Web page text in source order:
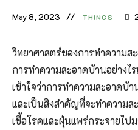
May 8, 2023 THINGS
วิทยาศาสตร์ของการทำความส
การทำความสะอาดบ้านอย่างไ
เข้าใจว่าการทำความสะอาดบ้
และเป็นสิงสำคัญที่จะทำความส
เชื้อโรคและฝุ่นแพร่กระจายไป